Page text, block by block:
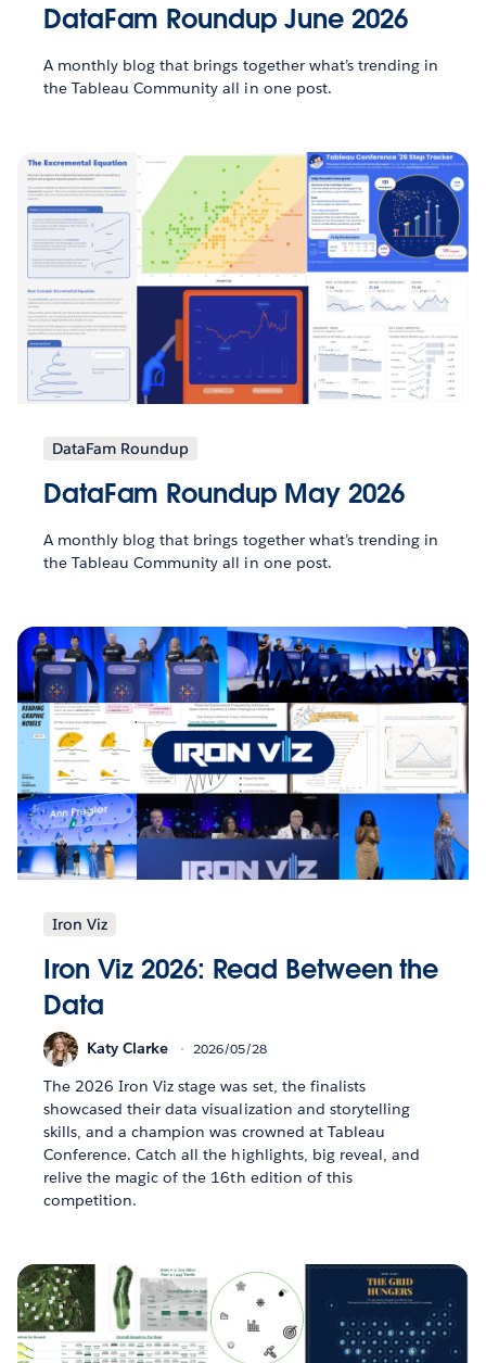
DataFam Roundup June 2026
A monthly blog that brings together what’s trending in
the Tableau Community all in one post.
DataFam Roundup
DataFam Roundup May 2026
A monthly blog that brings together what’s trending in
the Tableau Community all in one post.
Iron Viz
Iron Viz 2026: Read Between the
Data
Katy Clarke 2026/05/28
The 2026 Iron Viz stage was set, the finalists
showcased their data visualization and storytelling
skills, and a champion was crowned at Tableau
Conference. Catch all the highlights, big reveal, and
relive the magic of the 16th edition of this
competition.